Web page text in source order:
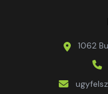
1062